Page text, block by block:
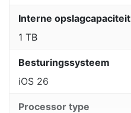
Interne opslagcapaciteit
1 TB
Besturingssysteem
iOS 26
Processor type